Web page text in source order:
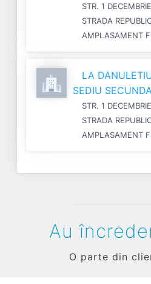
STR. 1
STRADA
AMPLASAMENT
LA
SEDIU
STR. 1
STRADA
AMPLASAMENT
Au
O parte din